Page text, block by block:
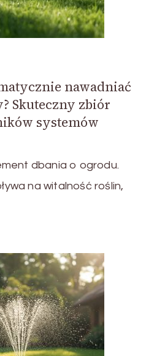
nawadniać
Skuteczny zbiór
systemów
dbania o ogrodu.
na witalność roślin,